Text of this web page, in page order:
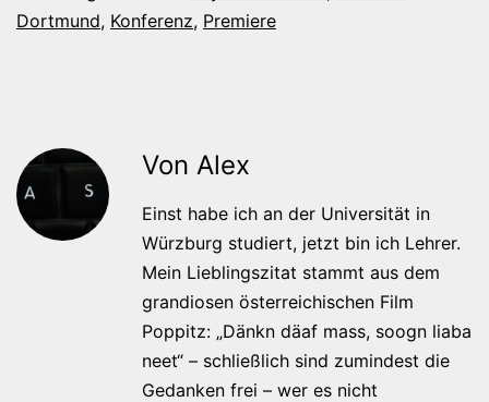
Dortmund, Konferenz, Premiere
Von Alex
Einst habe ich an der Universität in
Würzburg studiert, jetzt bin ich Lehrer.
Mein Lieblingszitat stammt aus dem
grandiosen österreichischen Film
Poppitz: „Dänkn däaf mass, soogn liaba
neet“ – schließlich sind zumindest die
Gedanken frei – wer es nicht